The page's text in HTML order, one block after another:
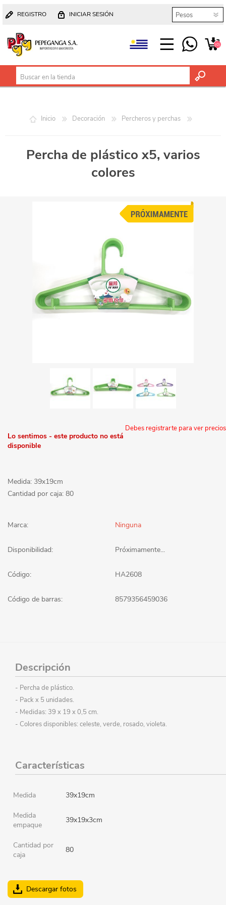
REGISTRO INICIAR SESIÓN
(0)
Inicio Decoración Percheros y perchas
Percha de plástico x5, varios
colores
Debes registrarte para ver precios
Lo sentimos - este producto no está
disponible
Medida: 39x19cm
Cantidad por caja: 80
Marca: Ninguna
Disponibilidad: Próximamente...
Código: HA2608
Código de barras: 8579356459036
Descripción
- Percha de plástico.
- Pack x 5 unidades.
- Medidas: 39 x 19 x 0,5 cm.
- Colores disponibles: celeste, verde, rosado, violeta.
Características
Medida 39x19cm
Medida
empaque
39x19x3cm
Cantidad por
caja
80
Descargar fotos